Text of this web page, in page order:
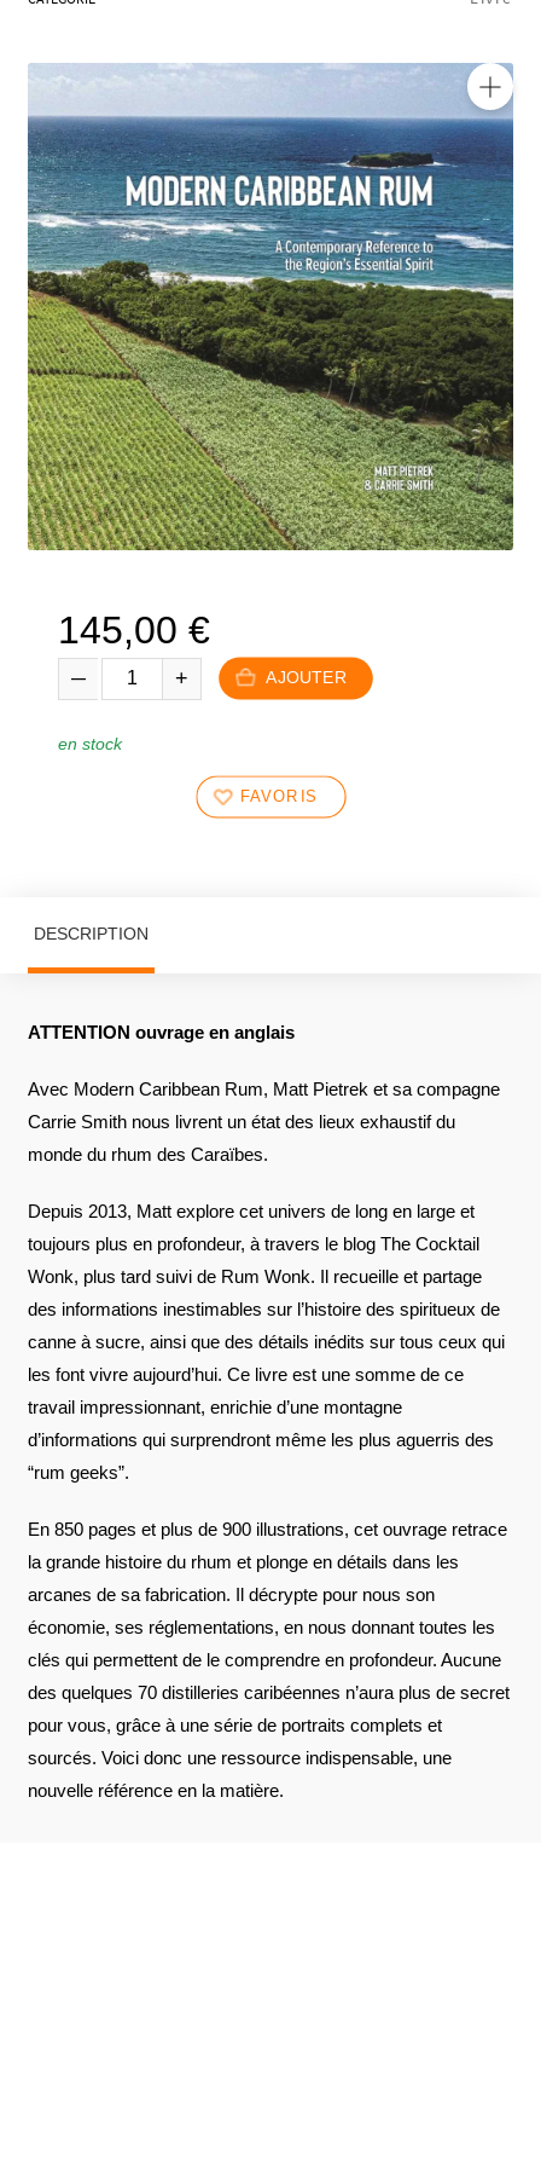
COFFRETS & CADEAUX
BOUTIQUE LOIRET
BLOG
🔍
145,00 €
AJOUTER
en stock
FAVORIS
DESCRIPTION
ATTENTION ouvrage en anglais
Avec Modern Caribbean Rum, Matt Pietrek et sa compagne
Carrie Smith nous livrent un état des lieux exhaustif du
monde du rhum des Caraïbes.
Depuis 2013, Matt explore cet univers de long en large et
toujours plus en profondeur, à travers le blog The Cocktail
Wonk, plus tard suivi de Rum Wonk. Il recueille et partage
des informations inestimables sur l’histoire des spiritueux de
canne à sucre, ainsi que des détails inédits sur tous ceux qui
les font vivre aujourd’hui. Ce livre est une somme de ce
travail impressionnant, enrichie d’une montagne
d’informations qui surprendront même les plus aguerris des
“rum geeks”.
En 850 pages et plus de 900 illustrations, cet ouvrage retrace
la grande histoire du rhum et plonge en détails dans les
arcanes de sa fabrication. Il décrypte pour nous son
économie, ses réglementations, en nous donnant toutes les
clés qui permettent de le comprendre en profondeur. Aucune
des quelques 70 distilleries caribéennes n’aura plus de secret
pour vous, grâce à une série de portraits complets et
sourcés. Voici donc une ressource indispensable, une
nouvelle référence en la matière.